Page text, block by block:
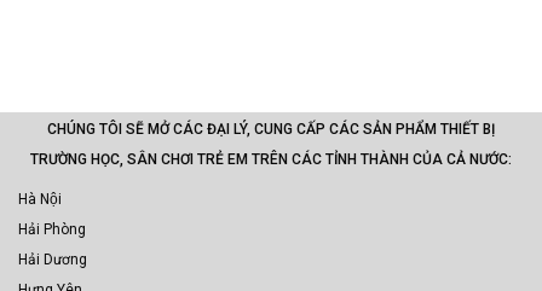
CHÚNG TÔI SẼ MỞ CÁC ĐẠI LÝ, CUNG CẤP CÁC SẢN PHẨM THIẾT BỊ
TRƯỜNG HỌC, SÂN CHƠI TRẺ EM TRÊN CÁC TỈNH THÀNH CỦA CẢ NƯỚC:
Hà Nội
Hải Phòng
Hải Dương